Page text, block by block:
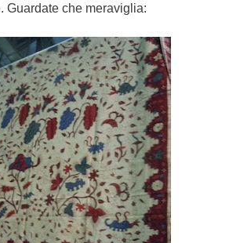
Guardate che meraviglia: